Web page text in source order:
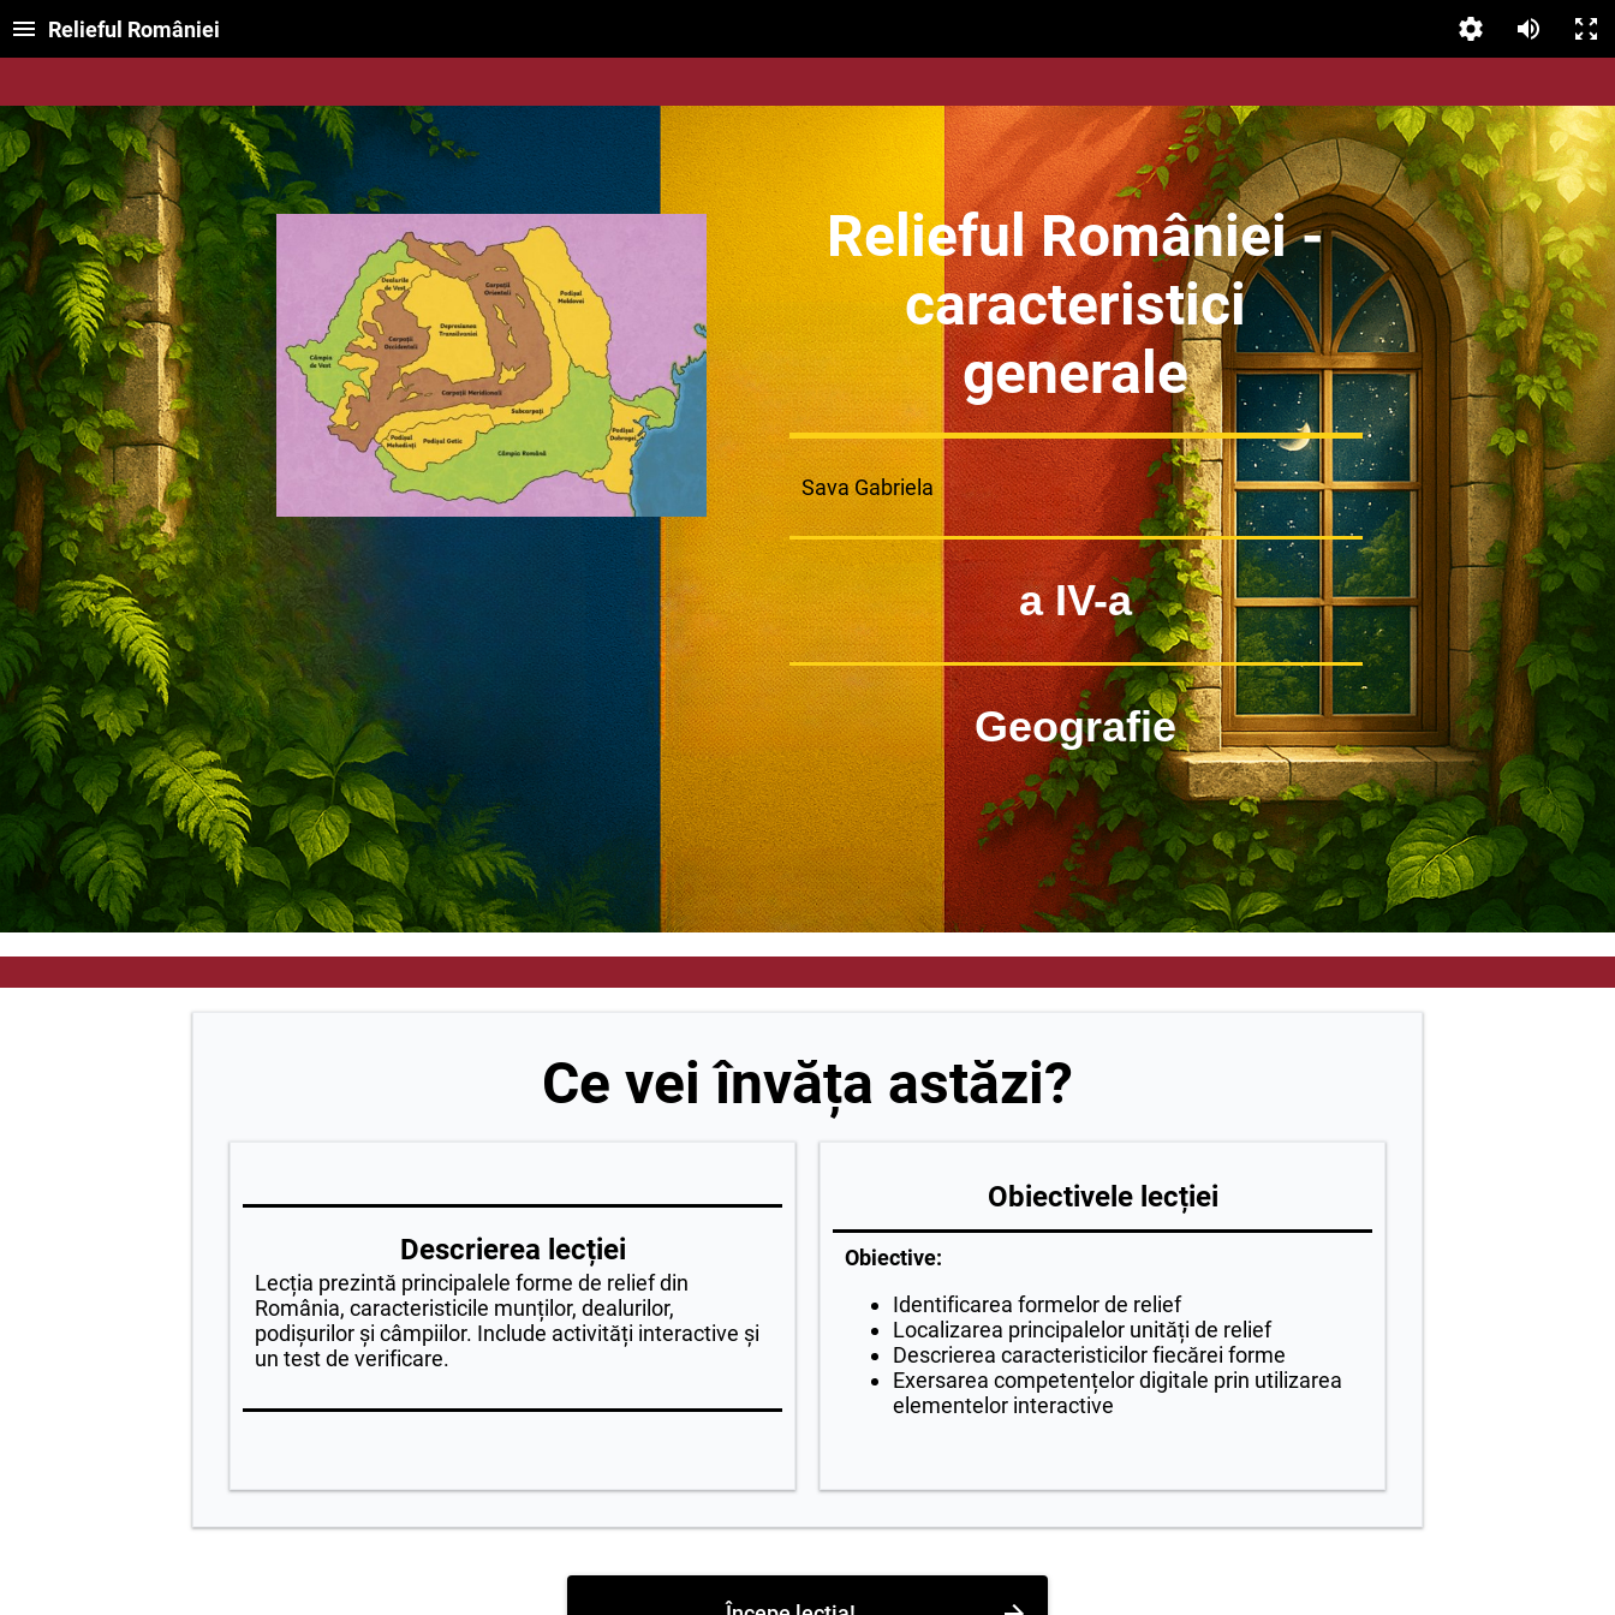
Relieful României
Relieful României -
caracteristici
generale
Sava Gabriela
a IV-a
Geografie
Ce vei învăța astăzi?
Descrierea lecției
Lecția prezintă principalele forme de relief din
România, caracteristicile munților, dealurilor,
podișurilor și câmpiilor. Include activități interactive și
un test de verificare.
Obiectivele lecției
Obiective:
Identificarea formelor de relief
Localizarea principalelor unități de relief
Descrierea caracteristicilor fiecărei forme
Exersarea competențelor digitale prin utilizarea
elementelor interactive